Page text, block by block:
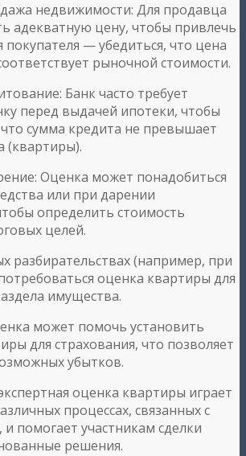
недвижимости: Для продавца
адекватную цену, чтобы привлечь
покупателя — убедиться, что цена
рыночной стоимости.
Банк часто требует
перед выдачей ипотеки, чтобы
сумма кредита не превышает
(квартиры).
Оценка может понадобиться
или при дарении
определить стоимость
целей.
разбирательствах (например, при
оценка квартиры для
имущества.
может помочь установить
для страхования, что позволяет
убытков.
оценка квартиры играет
процессах, связанных с
помогает участникам сделки
решения.